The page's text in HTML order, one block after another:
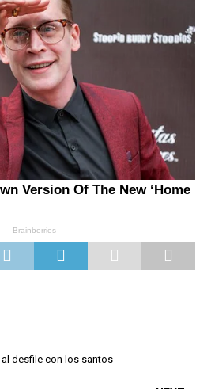
al desfile con los santos